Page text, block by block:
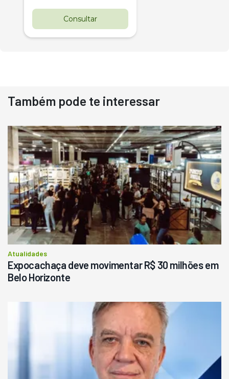
Consultar
Destaque
Usado
Pá Carregadeira Cat 966
Ano 1987
Londrina
R$ 145.000
Consultar
Também pode te interessar
Atualidades
Expocachaça deve movimentar R$ 30 milhões em
Belo Horizonte